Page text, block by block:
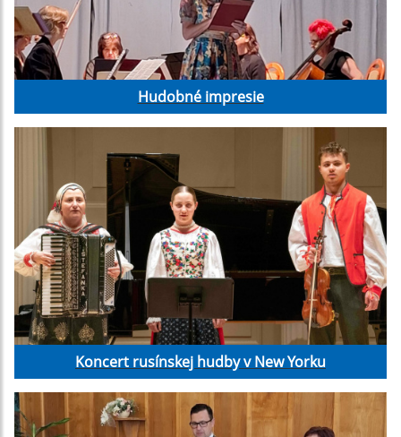
Hudobné impresie
Koncert rusínskej hudby v New Yorku